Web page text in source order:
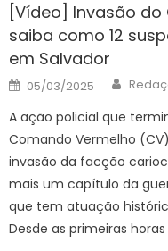
[Vídeo] Invasão do
saiba como 12
em Salvador
Posted
on
05/03/2025
A ação policial que
Comando Vermelho
invasão da facção
mais um capítulo da
que tem atuação
Desde as primeiras horas